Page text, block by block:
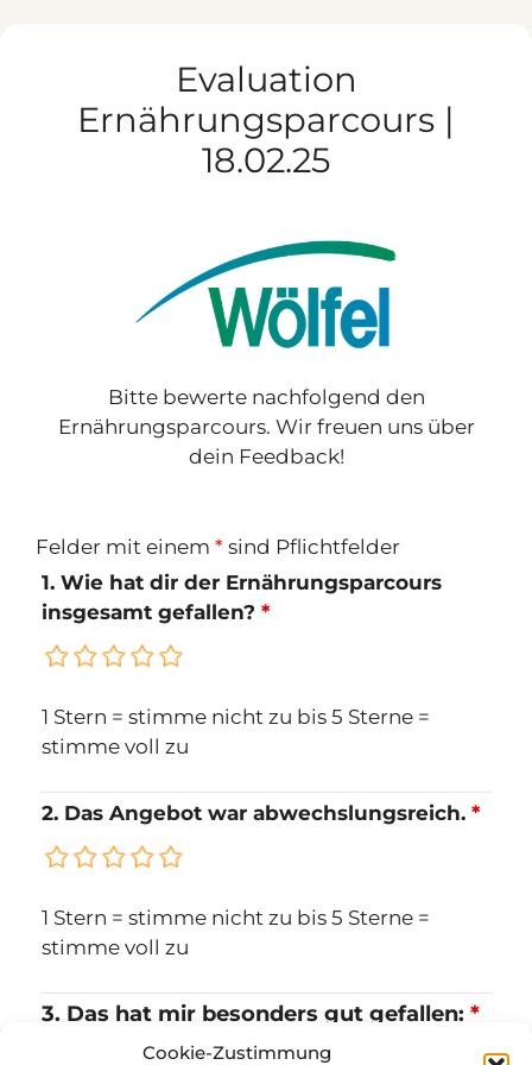
Cookie-Zustimmung
Evaluation
Ernährungsparcours |
18.02.25
Bitte bewerte nachfolgend den
Ernährungsparcours. Wir freuen uns über
dein Feedback!
Felder mit einem * sind Pflichtfelder
1. Wie hat dir der Ernährungsparcours
insgesamt gefallen? *
1 Stern = stimme nicht zu bis 5 Sterne =
stimme voll zu
2. Das Angebot war abwechslungsreich. *
1 Stern = stimme nicht zu bis 5 Sterne =
stimme voll zu
3. Das hat mir besonders gut gefallen: *